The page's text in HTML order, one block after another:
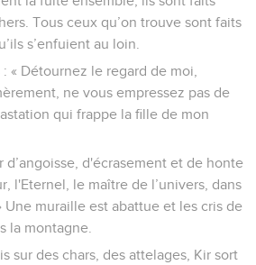
Tous ceux qu’on trouve sont faits
s’enfuient au loin.
« Détournez le regard de moi,
ne vous empressez pas de
qui frappe la fille de mon
d’angoisse, d'écrasement et de honte
l'Eternel, le maître de l’univers, dans
Une muraille est abattue et les cris de
la montagne.
sur des chars, des attelages, Kir sort